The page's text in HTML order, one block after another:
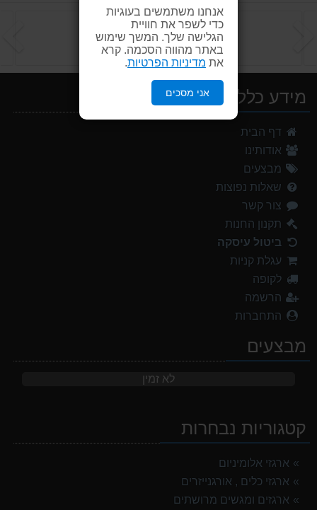
אנחנו משתמשים בעוגיות
כדי לשפר את חוויית
הגלישה שלך. המשך שימוש
באתר מהווה הסכמה. קרא
את מדיניות הפרטיות.
אני מסכים
הקודם
מידע כללי
דף הבית
אודותינו
מבצעים
שאלות נפוצות
צור קשר
תקנון החנות
ביטול עיסקה
עגלת קניות
לקופה
הרשמה
התחברות
מבצעים
לא זמין
קטגוריות נבחרות
ארגזי אלומיניום
ארגזי כלים , אורגנייזרים
ארגזים ומגשים מרושתים